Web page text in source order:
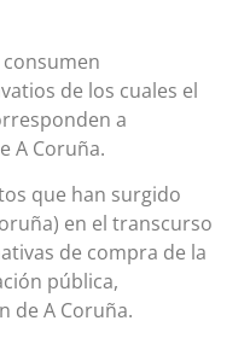
de los cuales el
a
A Coruña.
que han surgido
en el transcurso
de compra de la
pública,
de A Coruña.